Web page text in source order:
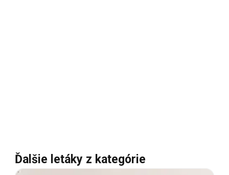
Ďalšie letáky z kategórie